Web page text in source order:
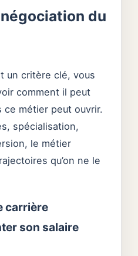
du
un critère clé, vous
comment il peut
métier peut ouvrir.
spécialisation,
le métier
qu’on ne le
carrière
son salaire